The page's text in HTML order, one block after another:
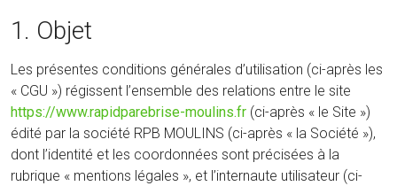
1. Objet
Les présentes conditions générales d’utilisation (ci-après les
« CGU ») régissent l’ensemble des relations entre le site
https://www.rapidparebrise-moulins.fr (ci-après « le Site »)
édité par la société RPB MOULINS (ci-après « la Société »),
dont l’identité et les coordonnées sont précisées à la
rubrique « mentions légales », et l’internaute utilisateur (ci-